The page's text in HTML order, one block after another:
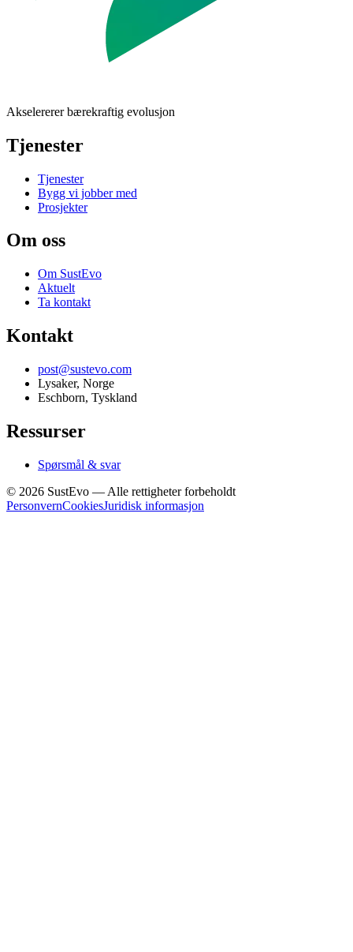
Akselererer bærekraftig evolusjon
Tjenester
Tjenester
Bygg vi jobber med
Prosjekter
Om oss
Om SustEvo
Aktuelt
Ta kontakt
Kontakt
post@sustevo.com
Lysaker, Norge
Eschborn, Tyskland
Ressurser
Spørsmål & svar
© 2026 SustEvo — Alle rettigheter forbeholdt
PersonvernCookiesJuridisk informasjon